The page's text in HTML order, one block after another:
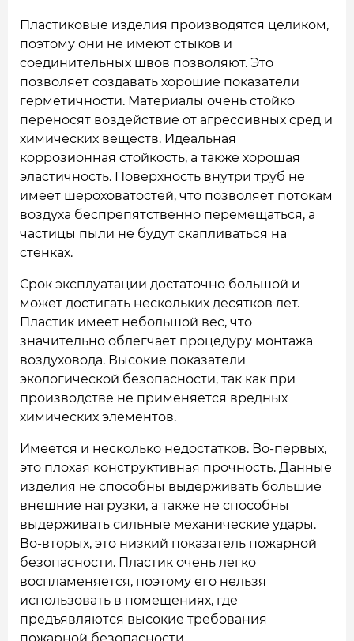
Пластиковые изделия производятся целиком,
поэтому они не имеют стыков и
соединительных швов позволяют. Это
позволяет создавать хорошие показатели
герметичности. Материалы очень стойко
переносят воздействие от агрессивных сред и
химических веществ. Идеальная
коррозионная стойкость, а также хорошая
эластичность. Поверхность внутри труб не
имеет шероховатостей, что позволяет потокам
воздуха беспрепятственно перемещаться, а
частицы пыли не будут скапливаться на
стенках.
Срок эксплуатации достаточно большой и
может достигать нескольких десятков лет.
Пластик имеет небольшой вес, что
значительно облегчает процедуру монтажа
воздуховода. Высокие показатели
экологической безопасности, так как при
производстве не применяется вредных
химических элементов.
Имеется и несколько недостатков. Во-первых,
это плохая конструктивная прочность. Данные
изделия не способны выдерживать большие
внешние нагрузки, а также не способны
выдерживать сильные механические удары.
Во-вторых, это низкий показатель пожарной
безопасности. Пластик очень легко
воспламеняется, поэтому его нельзя
использовать в помещениях, где
предъявляются высокие требования